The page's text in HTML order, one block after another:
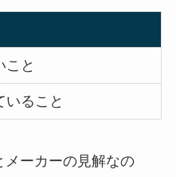
こと
いること
ーカーの見解なの